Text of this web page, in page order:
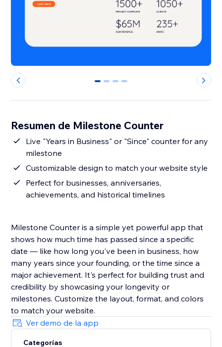
0 1 2 3
Resumen de Milestone Counter
Live "Years in Business" or "Since" counter for any
milestone
Customizable design to match your website style
Perfect for businesses, anniversaries,
achievements, and historical timelines
Milestone Counter is a simple yet powerful app that
shows how much time has passed since a specific
date — like how long you've been in business, how
many years since your founding, or the time since a
major achievement. It's perfect for building trust and
credibility by showcasing your longevity or
milestones. Customize the layout, format, and colors
to match your website.
Ver demo de la app
Categorías